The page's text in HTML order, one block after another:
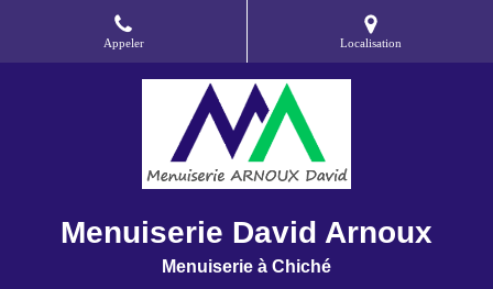
Appeler Localisation
Menuiserie David Arnoux
Menuiserie à Chiché